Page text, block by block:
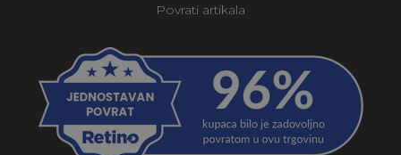
Povrati artikala